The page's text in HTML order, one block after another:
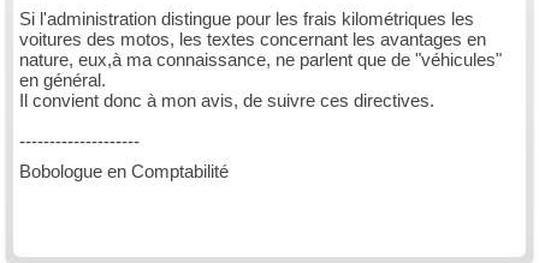
Si l'administration distingue pour les frais kilométriques les
voitures des motos, les textes concernant les avantages en
nature, eux,à ma connaissance, ne parlent que de "véhicules"
en général.
Il convient donc à mon avis, de suivre ces directives.
--------------------
Bobologue en Comptabilité